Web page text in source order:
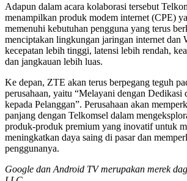
Adapun dalam acara kolaborasi tersebut
menampilkan produk modem internet (CPE)
memenuhi kebutuhan pengguna yang terus
menciptakan lingkungan jaringan internet dan
kecepatan lebih tinggi, latensi lebih rendah,
dan jangkauan lebih luas.
Ke depan, ZTE akan terus berpegang teguh
perusahaan, yaitu “Melayani dengan Dedikasi
kepada Pelanggan”. Perusahaan akan
panjang dengan Telkomsel dalam
produk-produk premium yang inovatif untuk
meningkatkan daya saing di pasar dan
penggunanya.
Google dan Android TV merupakan merek